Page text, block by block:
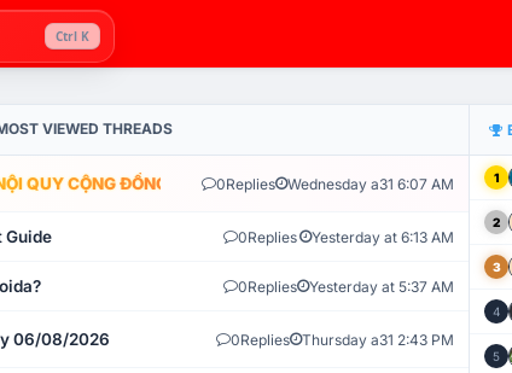
Ctrl K
VIEWED THREADS
QUY CỘNG ĐỒNG VLIKE.VN: HỆ THỐNG GIÁM SÁT TỰ
0Replies Wednesday a31 6:07 AM
Guide 0Replies Yesterday at 6:13 AM
0Replies Yesterday at 5:37 AM
06/08/2026 0Replies Thursday a31 2:43 PM
1
2
3
4
5